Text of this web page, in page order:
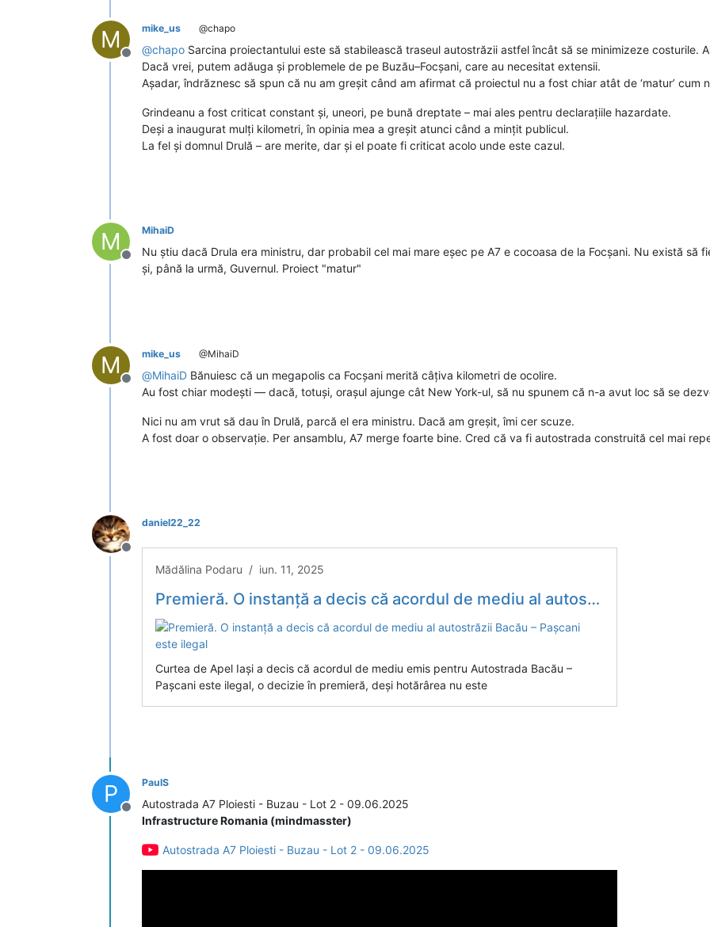
M
Deconectat
mike_us @chapo
@chapo Sarcina proiectantului este să stabilească traseul autostrăzii astfel încât să se minimizeze costurile.
Dacă vrei, putem adăuga și problemele de pe Buzău–Focșani, care au necesitat extensii.
Așadar, îndrăznesc să spun că nu am greșit când am afirmat că proiectul nu a fost chiar atât de ‘matur’ cum
Grindeanu a fost criticat constant și, uneori, pe bună dreptate – mai ales pentru declarațiile hazardate.
Deși a inaugurat mulți kilometri, în opinia mea a greșit atunci când a mințit publicul.
La fel și domnul Drulă – are merite, dar și el poate fi criticat acolo unde este cazul.
M
Deconectat
MihaiD
Nu știu dacă Drula era ministru, dar probabil cel mai mare eșec pe A7 e cocoasa de la Focșani. Nu există să
și, până la urmă, Guvernul. Proiect "matur"
M
Deconectat
mike_us @MihaiD
@MihaiD Bănuiesc că un megapolis ca Focșani merită câțiva kilometri de ocolire.
Au fost chiar modești — dacă, totuși, orașul ajunge cât New York-ul, să nu spunem că n-a avut loc să se
Nici nu am vrut să dau în Drulă, parcă el era ministru. Dacă am greșit, îmi cer scuze.
A fost doar o observație. Per ansamblu, A7 merge foarte bine. Cred că va fi autostrada construită cel mai
Deconectat
daniel22_22
Mădălina Podaru / iun. 11, 2025
Premieră. O instanță a decis că acordul de mediu al autostrăzii Bacău – Pașcani este ilegal
Curtea de Apel Iași a decis că acordul de mediu emis pentru Autostrada Bacău –
Pașcani este ilegal, o decizie în premieră, deși hotărârea nu este
P
Deconectat
PaulS
Autostrada A7 Ploiesti - Buzau - Lot 2 - 09.06.2025
Infrastructure Romania (mindmasster)
Autostrada A7 Ploiesti - Buzau - Lot 2 - 09.06.2025